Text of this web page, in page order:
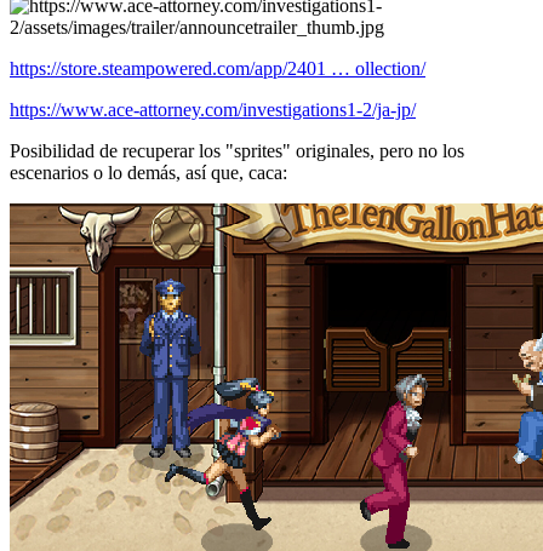
https://store.steampowered.com/app/2401 … ollection/
https://www.ace-attorney.com/investigations1-2/ja-jp/
Posibilidad de recuperar los "sprites" originales, pero no los
escenarios o lo demás, así que, caca: